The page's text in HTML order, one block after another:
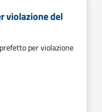
violazione del
per violazione